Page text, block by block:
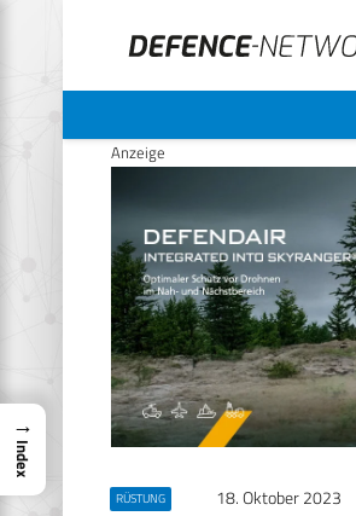
Anzeige
RÜSTUNG 18. Oktober 2023
→
Index